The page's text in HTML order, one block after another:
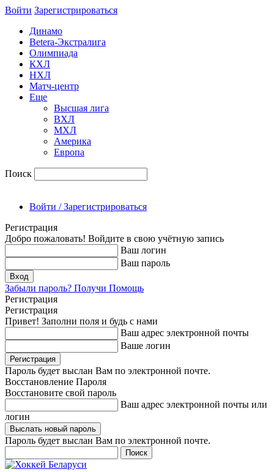
Войти Зарегиcтрироваться
Динамо
Betera-Экстралига
Олимпиада
КХЛ
НХЛ
Матч-центр
Еще
Высшая лига
ВХЛ
МХЛ
Америка
Европа
Поиск
Войти / Зарегистрироваться
Регистрация
Добро пожаловать! Войдите в свою учётную запись
Ваш логин
Ваш пароль
Забыли пароль? Получи Помощь
Регистрация
Регистрация
Привет! Заполни поля и будь с нами
Ваш адрес электронной почты
Ваше логин
Пароль будет выслан Вам по электронной почте.
Восстановление Пароля
Восстановите свой пароль
Ваш адрес электронной почты или
логин
Пароль будет выслан Вам по электронной почте.